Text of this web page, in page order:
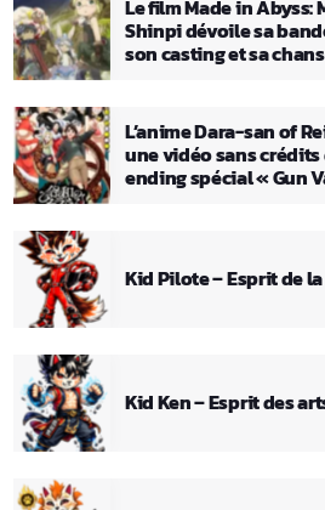
Le film Made in Abyss:
Shinpi dévoile sa
son casting et sa
L’anime Dara-san of
une vidéo sans crédits
ending spécial « Gun
Kid Pilote – Esprit de
Kid Ken – Esprit des